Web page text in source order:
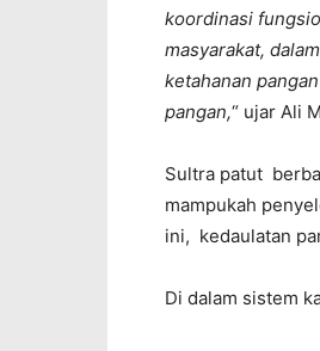
koordinasi
masyarakat,
ketahanan
pangan,“ ujar Ali
Sultra patut
mampukah
ini, kedaulatan
Di dalam sistem